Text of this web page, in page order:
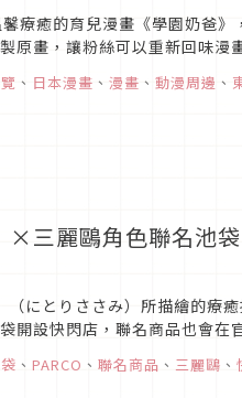
療癒的育兒漫畫《學園奶爸
原畫，讓粉絲可以重新回味
、 日本漫畫 、 漫畫 、 動漫周邊 、
×三麗鷗角色聯名池
にとりささみ）所描繪的療
開設快閃店，聯名商品也會
、 PARCO 、 聯名商品 、 三麗鷗 、